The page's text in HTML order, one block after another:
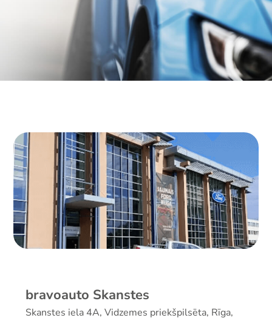
bravoauto Skanstes
Skanstes iela 4A, Vidzemes priekšpilsēta, Rīga,